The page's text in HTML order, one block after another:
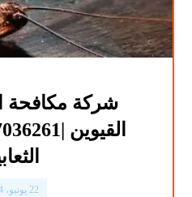
شركة مكافحة
22 يونيو، 2024